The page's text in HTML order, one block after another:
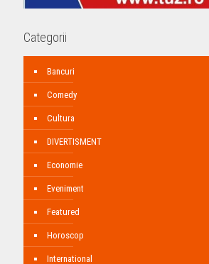
Categorii
Bancuri
Comedy
Cultura
DIVERTISMENT
Economie
Eveniment
Featured
Horoscop
International